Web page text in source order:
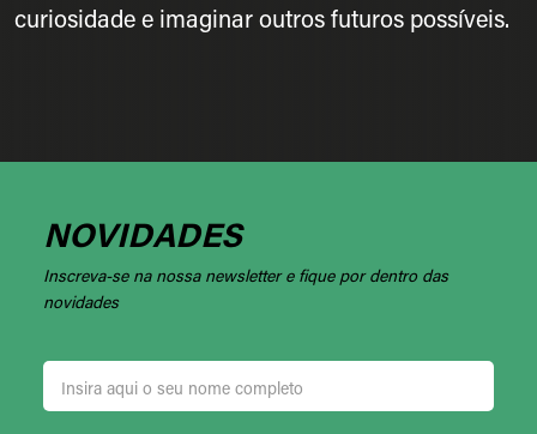
curiosidade e imaginar outros futuros possíveis.
NOVIDADES
Inscreva-se na nossa newsletter e fique por dentro das
novidades